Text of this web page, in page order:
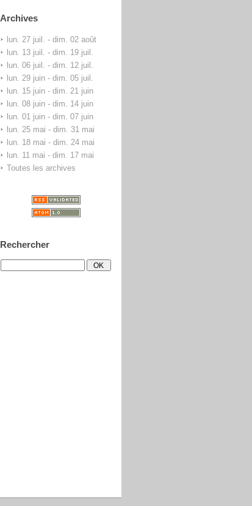
Archives
lun. 27 juil. - dim. 02 août
lun. 13 juil. - dim. 19 juil.
lun. 06 juil. - dim. 12 juil.
lun. 29 juin - dim. 05 juil.
lun. 15 juin - dim. 21 juin
lun. 08 juin - dim. 14 juin
lun. 01 juin - dim. 07 juin
lun. 25 mai - dim. 31 mai
lun. 18 mai - dim. 24 mai
lun. 11 mai - dim. 17 mai
Toutes les archives
Rechercher